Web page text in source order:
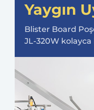
Yaygın
Blister Board
JL-320W